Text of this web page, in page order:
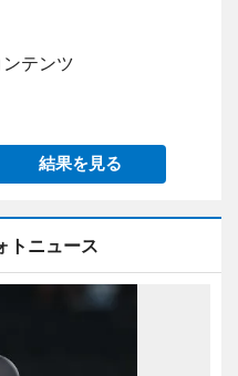
テンツ
結果を見る
トニュース